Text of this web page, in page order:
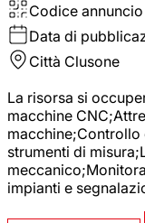
Codice annuncio
Data di
Città Clusone
La risorsa si
macchine
strumenti di
impianti e